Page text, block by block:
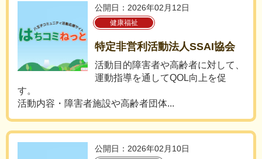
公開日：2026年02月12日
健康福祉
特定非営利活動法人SSAI協会
活動目的障害者や高齢者に対して、
運動指導を通してQOL向上を促
す。
活動内容・障害者施設や高齢者団体...
公開日：2026年02月10日